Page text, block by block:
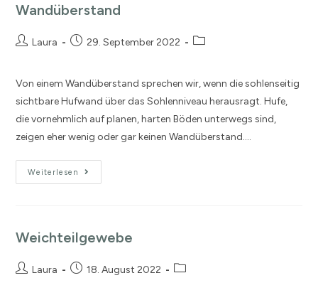
Wandüberstand
Laura 29. September 2022
Von einem Wandüberstand sprechen wir, wenn die sohlenseitig
sichtbare Hufwand über das Sohlenniveau herausragt. Hufe,
die vornehmlich auf planen, harten Böden unterwegs sind,
zeigen eher wenig oder gar keinen Wandüberstand.…
Weiterlesen
Weichteilgewebe
Laura 18. August 2022